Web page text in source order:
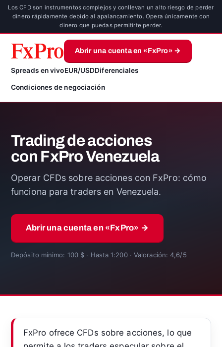
Los CFD son instrumentos complejos y conllevan un alto riesgo de perder
dinero rápidamente debido al apalancamiento. Opera únicamente con
dinero que puedas permitirte perder.
Spreads en vivoEUR/USDDiferenciales
Condiciones de negociación
Abrir una cuenta en «FxPro» →
Trading de acciones
con FxPro Venezuela
Operar CFDs sobre acciones con FxPro: cómo
funciona para traders en Venezuela.
Abrir una cuenta en «FxPro» →
Depósito mínimo: 100 $ · Hasta 1:200 · Valoración: 4,6/5
FxPro ofrece CFDs sobre acciones, lo que